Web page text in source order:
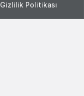
Gizlilik Politikası